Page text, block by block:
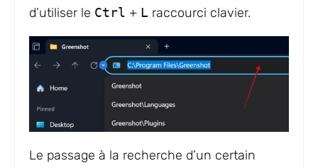
d’utiliser le Ctrl + L raccourci clavier.
Le passage à la recherche d’un certain